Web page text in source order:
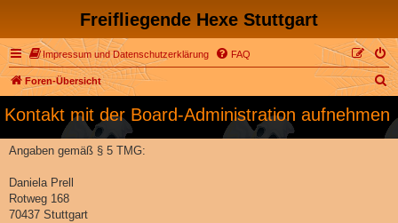
Freifliegende Hexe Stuttgart
Impressum und Datenschutzerklärung FAQ
Foren-Übersicht
S
c
Kontakt mit der Board-Administration aufnehmen
Angaben gemäß § 5 TMG:
Daniela Prell
Rotweg 168
70437 Stuttgart